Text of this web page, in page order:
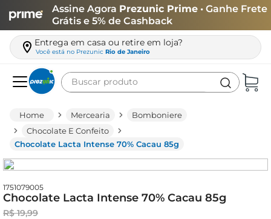
Assine Agora Prezunic Prime • Ganhe Frete
Grátis e 5% de Cashback
Entrega em casa ou retire em loja?
Você está no Prezunic Rio de Janeiro
Buscar produto
Mercearia
Bomboniere
Chocolate E Confeito
Chocolate Lacta Intense 70% Cacau 85g
1751079005
Chocolate Lacta Intense 70% Cacau 85g
R$ 19,99
leite
queijo
azeite